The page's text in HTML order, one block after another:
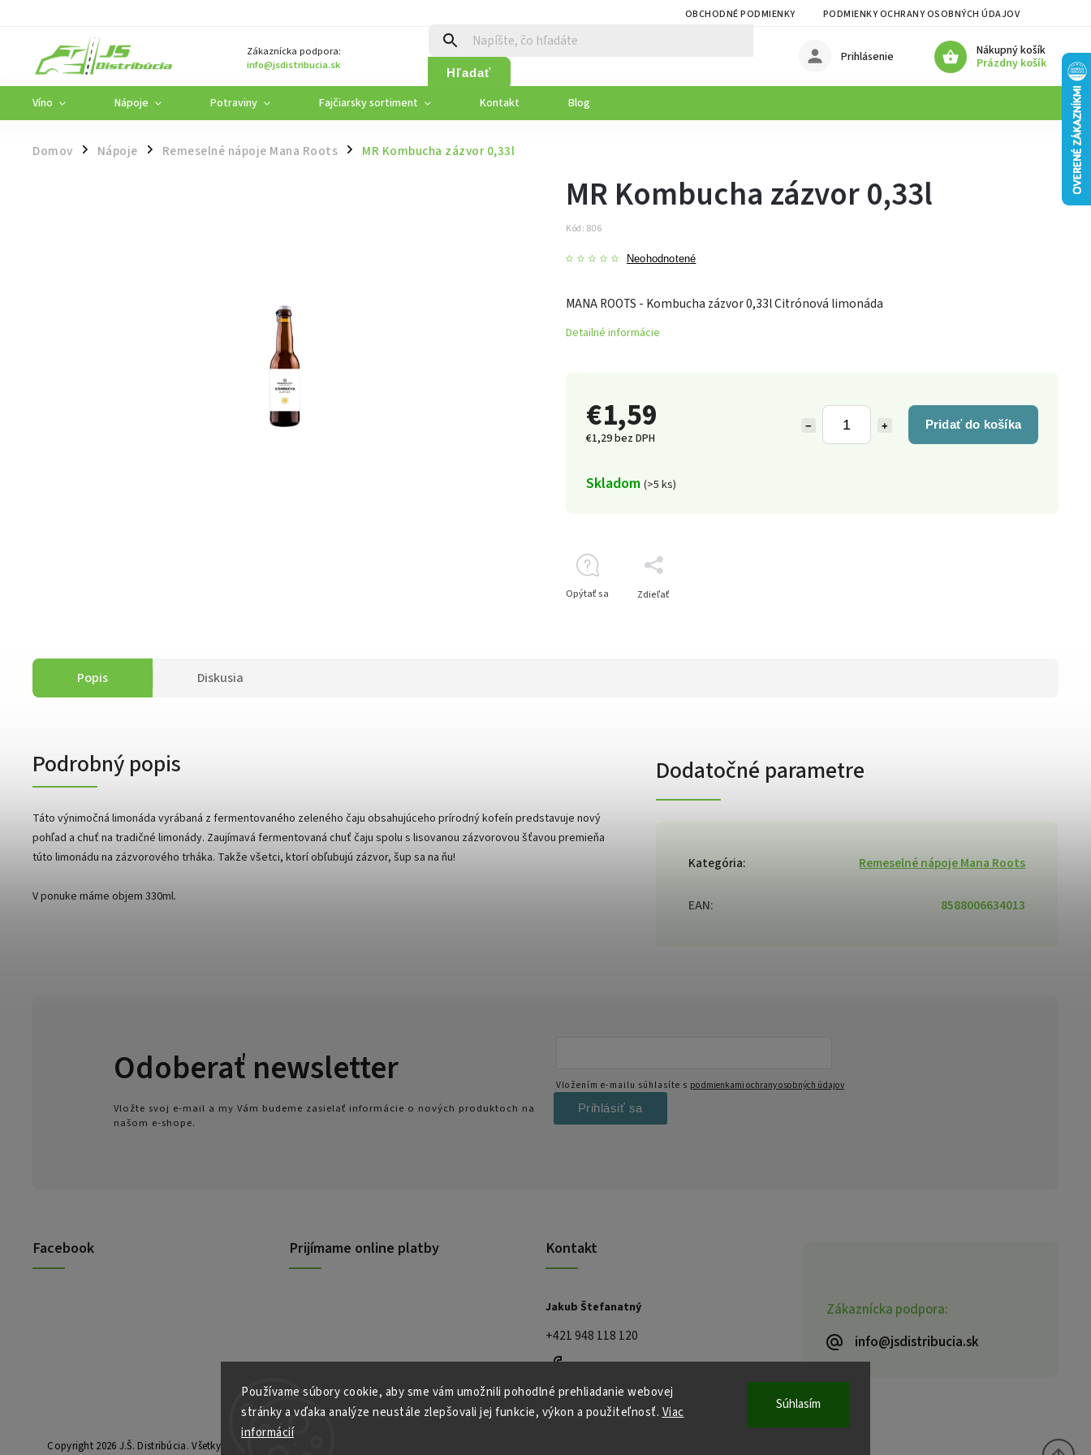
Používame súbory cookie, aby sme vám umožnili pohodlné prehliadanie webovej
stránky a vďaka analýze neustále zlepšovali jej funkcie, výkon a použiteľnosť. Viac
informácií
Súhlasím
OBCHODNÉ PODMIENKY PODMIENKY OCHRANY OSOBNÝCH ÚDAJOV
Zákaznícka podpora:
info@jsdistribucia.sk
Hľadať
Nákupný košík
Prázdny košík
Prihlásenie
Víno Nápoje Potraviny Fajčiarsky sortiment Kontakt Blog
Domov / Nápoje / Remeselné nápoje Mana Roots / MR Kombucha zázvor 0,33l
€1,59
€1,29 bez DPH
+
− Pridať do košíka
Skladom (>5 ks)
MR Kombucha zázvor 0,33l
Kód: 806
Neohodnotené
MANA ROOTS - Kombucha zázvor 0,33l Citrónová limonáda
Detailné informácie
Opýtať sa Zdieľať
Popis Diskusia
Podrobný popis
Táto výnimočná limonáda vyrábaná z fermentovaného zeleného čaju obsahujúceho prírodný kofeín predstavuje nový
pohľad a chuť na tradičné limonády. Zaujímavá fermentovaná chuť čaju spolu s lisovanou zázvorovou šťavou premieňa
túto limonádu na zázvorového trháka. Takže všetci, ktorí obľubujú zázvor, šup sa na ňu!
V ponuke máme objem 330ml.
Dodatočné parametre
Kategória: Remeselné nápoje Mana Roots
EAN: 8588006634013
Zákaznícka podpora:
info@jsdistribucia.sk
Facebook Prijímame online platby Kontakt
Jakub Štefanatný
+421 948 118 120
Odoberať newsletter
Vložte svoj e-mail a my Vám budeme zasielať informácie o nových produktoch na
našom e-shope.
Vložením e-mailu súhlasíte s podmienkami ochrany osobných údajov
Prihlásiť sa
Copyright 2026 J.Š. Distribúcia. Všetky práva vyhradené.